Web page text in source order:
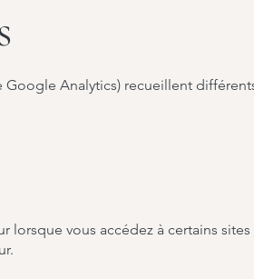
Google Analytics) recueillent
vous accédez à certains sites